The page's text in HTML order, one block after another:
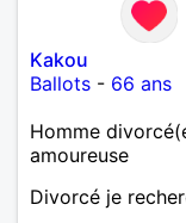
Kakou
Ballots - 66 ans
Homme
amoureuse
Divorcé je